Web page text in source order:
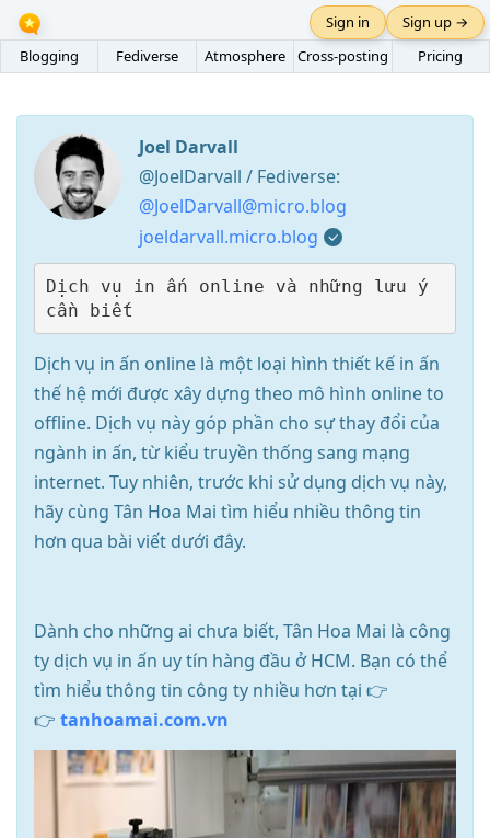
Blogging Fediverse Atmosphere Cross-posting Pricing
Sign in Sign up →
Joel Darvall
@JoelDarvall / Fediverse:
@JoelDarvall@micro.blog
joeldarvall.micro.blog
Dịch vụ in ấn online và những lưu ý
Dịch vụ in ấn online là một loại hình thiết kế in ấn
thế hệ mới được xây dựng theo mô hình online to
offline. Dịch vụ này góp phần cho sự thay đổi của
ngành in ấn, từ kiểu truyền thống sang mạng
internet. Tuy nhiên, trước khi sử dụng dịch vụ này,
hãy cùng Tân Hoa Mai tìm hiểu nhiều thông tin
hơn qua bài viết dưới đây.
Dành cho những ai chưa biết, Tân Hoa Mai là công
ty dịch vụ in ấn uy tín hàng đầu ở HCM. Bạn có thể
tìm hiểu thông tin công ty nhiều hơn tại 👉
👉 tanhoamai.com.vn